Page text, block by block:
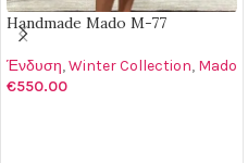
Handmade Mado M-77
Ένδυση,Winter Collection, Mado
€550.00